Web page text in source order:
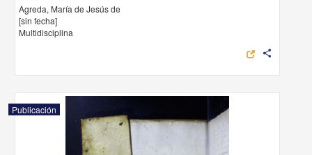
Agreda, María de Jesús de
[sin fecha]
Multidisciplina
share
Publicación